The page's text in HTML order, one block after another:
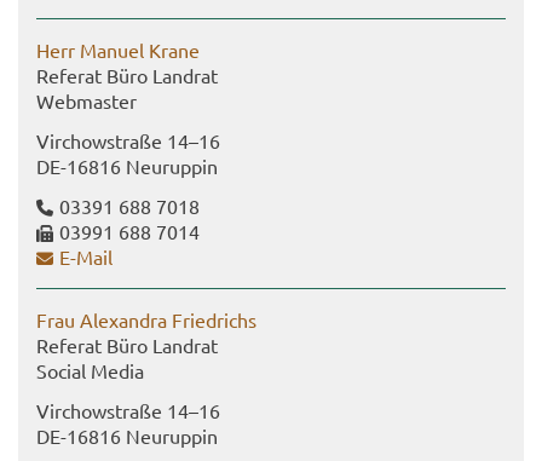
Herr Ma­nu­el Krane
Re­fe­rat Büro Land­rat
Web­mas­ter
Virch­ow­stra­ße 14–16
DE-​16816 Neu­rup­pin
03391 688 7018
03991 688 7014
E-​Mail
Frau Alex­an­dra Fried­richs
Re­fe­rat Büro Land­rat
So­cial Media
Virch­ow­stra­ße 14–16
DE-​16816 Neu­rup­pin